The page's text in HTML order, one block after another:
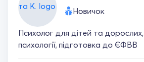
Новичок
Психолог для дітей та
психології, підготовка до ЄФВВ